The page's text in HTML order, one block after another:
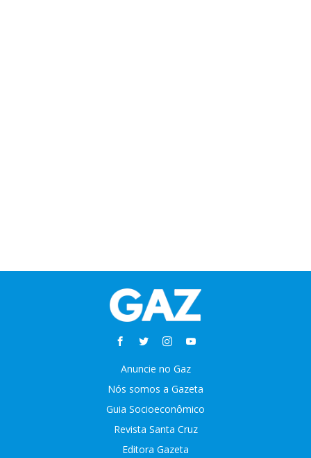
Anuncie no Gaz
Nós somos a Gazeta
Guia Socioeconômico
Revista Santa Cruz
Editora Gazeta